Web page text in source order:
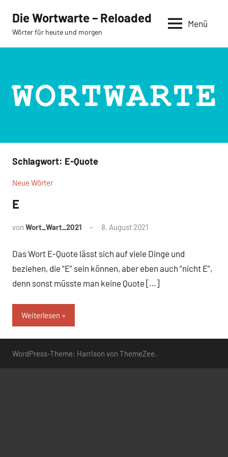
Inhalt
springen
Die Wortwarte – Reloaded
Wörter für heute und morgen
Menü
Schlagwort: E-Quote
Neue Wörter
E
von Wort_Wart_2021 8. August 2021
Das Wort E-Quote lässt sich auf viele Dinge und
beziehen, die “E” sein können, aber eben auch “nicht E”,
denn sonst müsste man keine Quote […]
Weiterlesen
WordPress-Theme: Harrison von ThemeZee.